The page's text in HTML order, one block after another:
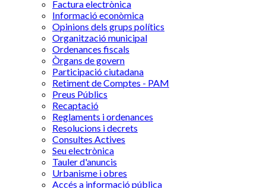
Factura electrònica
Informació econòmica
Opinions dels grups polítics
Organització municipal
Ordenances fiscals
Òrgans de govern
Participació ciutadana
Retiment de Comptes - PAM
Preus Públics
Recaptació
Reglaments i ordenances
Resolucions i decrets
Consultes Actives
Seu electrònica
Tauler d'anuncis
Urbanisme i obres
Accés a informació pública